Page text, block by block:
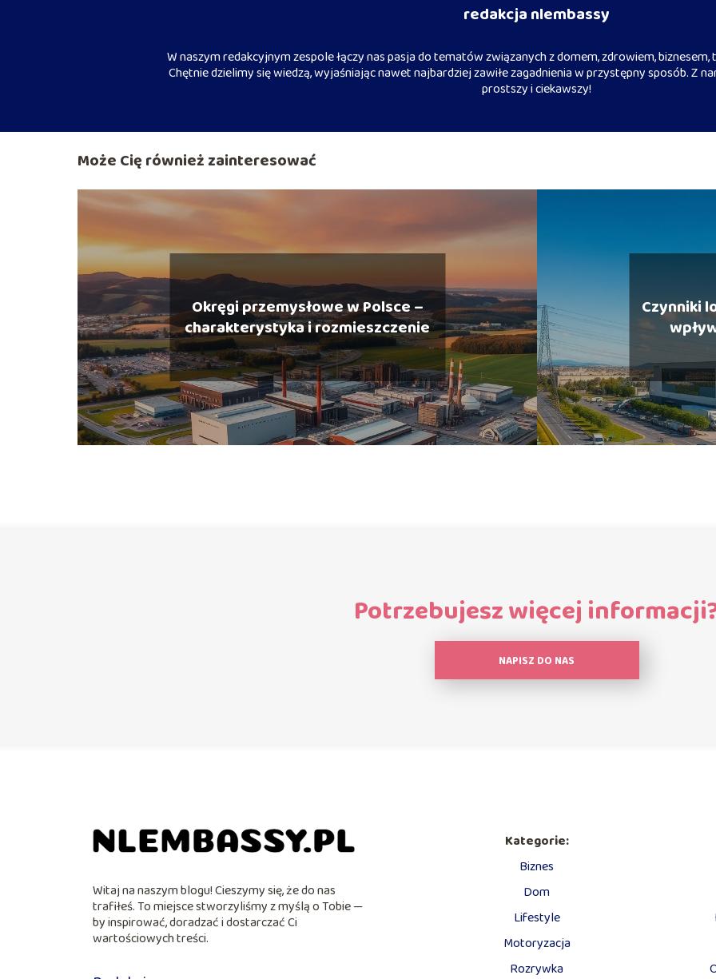
redakcja nlembassy
W naszym redakcyjnym zespole łączy nas pasja do tematów związanych z domem, zdrowiem,
Chętnie dzielimy się wiedzą, wyjaśniając nawet najbardziej zawiłe zagadnienia w przystępny sposób. Z
prostszy i ciekawszy!
Może Cię również zainteresować
Okręgi przemysłowe w Polsce –
charakterystyka i rozmieszczenie
Czynniki
Potrzebujesz więcej
NAPISZ DO NAS
Witaj na naszym blogu! Cieszymy się, że do nas
trafiłeś. To miejsce stworzyliśmy z myślą o Tobie —
by inspirować, doradzać i dostarczać Ci
wartościowych treści.
Kategorie:
Biznes
Dom
Lifestyle
Motoryzacja
Rozrywka